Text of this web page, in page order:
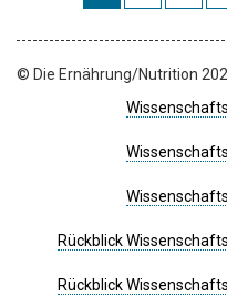
© Die Ernährung/Nutrition
Rückblick
Rückblick